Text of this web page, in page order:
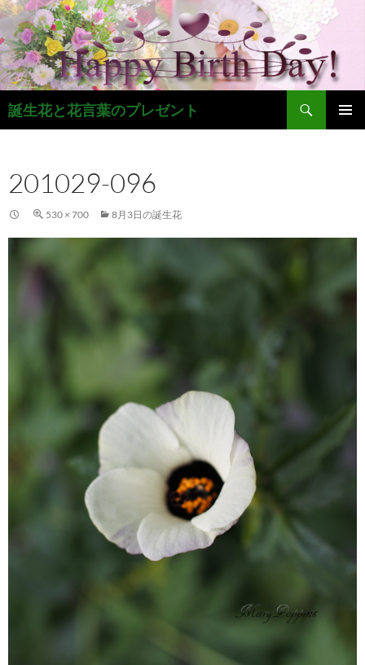
コ
ン
テ
ン
ツ
へ
ス
プ
誕生花と花言葉のプレゼント
検
索
201029-096
530 × 700 8月3日の誕生花